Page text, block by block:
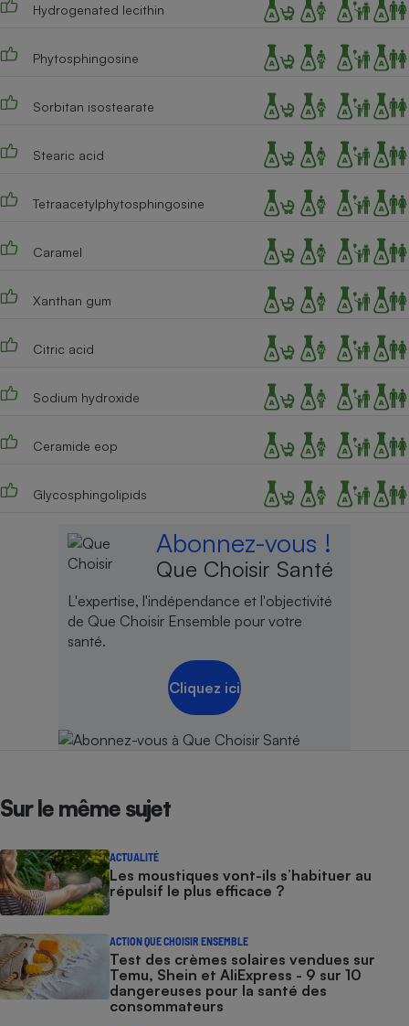
Hydrogenated lecithin
Phytosphingosine
Sorbitan isostearate
Stearic acid
Tetraacetylphytosphingosine
Caramel
Xanthan gum
Citric acid
Sodium hydroxide
Ceramide eop
Glycosphingolipids
Abonnez-vous !
Que Choisir Santé
L'expertise, l'indépendance et l'objectivité
de Que Choisir Ensemble pour votre
santé.
Cliquez ici
Sur le même sujet
ACTUALITÉ
Les moustiques vont-ils s’habituer au
répulsif le plus efficace ?
ACTION QUE CHOISIR ENSEMBLE
Test des crèmes solaires vendues sur
Temu, Shein et AliExpress - 9 sur 10
dangereuses pour la santé des
consommateurs